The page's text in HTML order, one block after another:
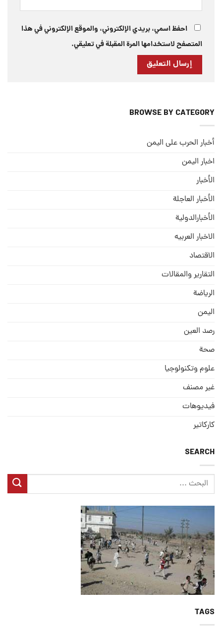
احفظ اسمي، بريدي الإلكتروني، والموقع الإلكتروني في هذا
المتصفح لاستخدامها المرة المقبلة في تعليقي.
BROWSE BY CATEGORY
أخبار الحرب على اليمن
اخبار اليمن
الأخبار
الأخبار العاجلة
الأخبارالدولية
الاخبار العربيه
الاقتصاد
التقارير والمقالات
الریاضة
الیمن
رصد العین
صحة
علوم وتكنولوجيا
غير مصنف
فيديوهات
كاركاتير
SEARCH
TAGS